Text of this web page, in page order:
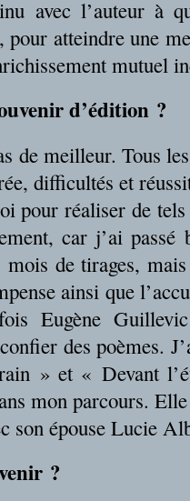
avec l’auteur à
pour atteindre une
mutuel
d’édition ?
de meilleur. Tous
difficultés et
pour réaliser de
car j’ai
mois de tirages,
ainsi que
Eugène
des poèmes.
» et « Devant
mon parcours.
son épouse Lucie
?